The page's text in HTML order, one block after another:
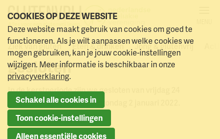
Naar menu Naar hoofdinhoud
Ziek van gluten Eten & drinken Jong & glutenvrij
Tussen kerst en oud en
nieuw is het kantoor
gesloten
In de kerstperiode zijn we gesloten van vrijdag 24
december 2021 tot en met zondag 2 januari 2022.
20 december 2021
COOKIES OP DEZE WEBSITE
Deze website maakt gebruik van cookies om goed te
functioneren. Als je wilt aanpassen welke cookies we
mogen gebruiken, kan je jouw cookie-instellingen
wijzigen. Meer informatie is beschikbaar in onze
privacyverklaring.
Schakel alle cookies in
Toon cookie-instellingen
Alleen essentiële cookies